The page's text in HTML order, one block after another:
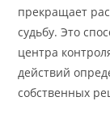
прекращает
судьбу. Это
центра
действий
собственных